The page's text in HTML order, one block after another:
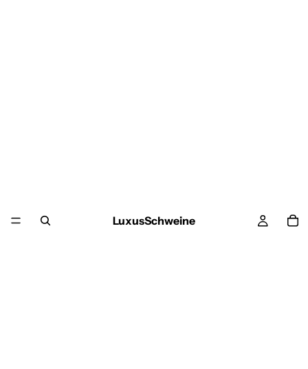
LuxusSchweine